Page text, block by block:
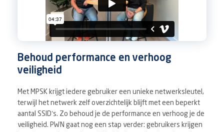
Behoud performance en verhoog
veiligheid
Met MPSK krijgt iedere gebruiker een unieke netwerksleutel,
terwijl het netwerk zelf overzichtelijk blijft met een beperkt
aantal SSID’s. Zo behoud je de performance en verhoog je de
veiligheid. PWN gaat nog een stap verder: gebruikers krijgen